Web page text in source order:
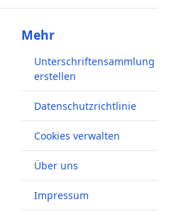
Mehr
Unterschriftensammlung
erstellen
Datenschutzrichtlinie
Cookies verwalten
Über uns
Impressum